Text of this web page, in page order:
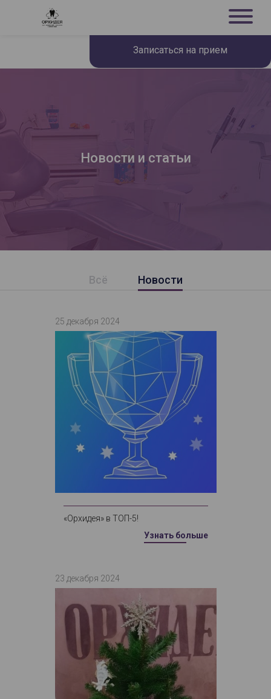
Записаться на прием
Новости и статьи
Всё Новости
25 декабря 2024
«Орхидея» в ТОП-5!
Узнать больше
23 декабря 2024